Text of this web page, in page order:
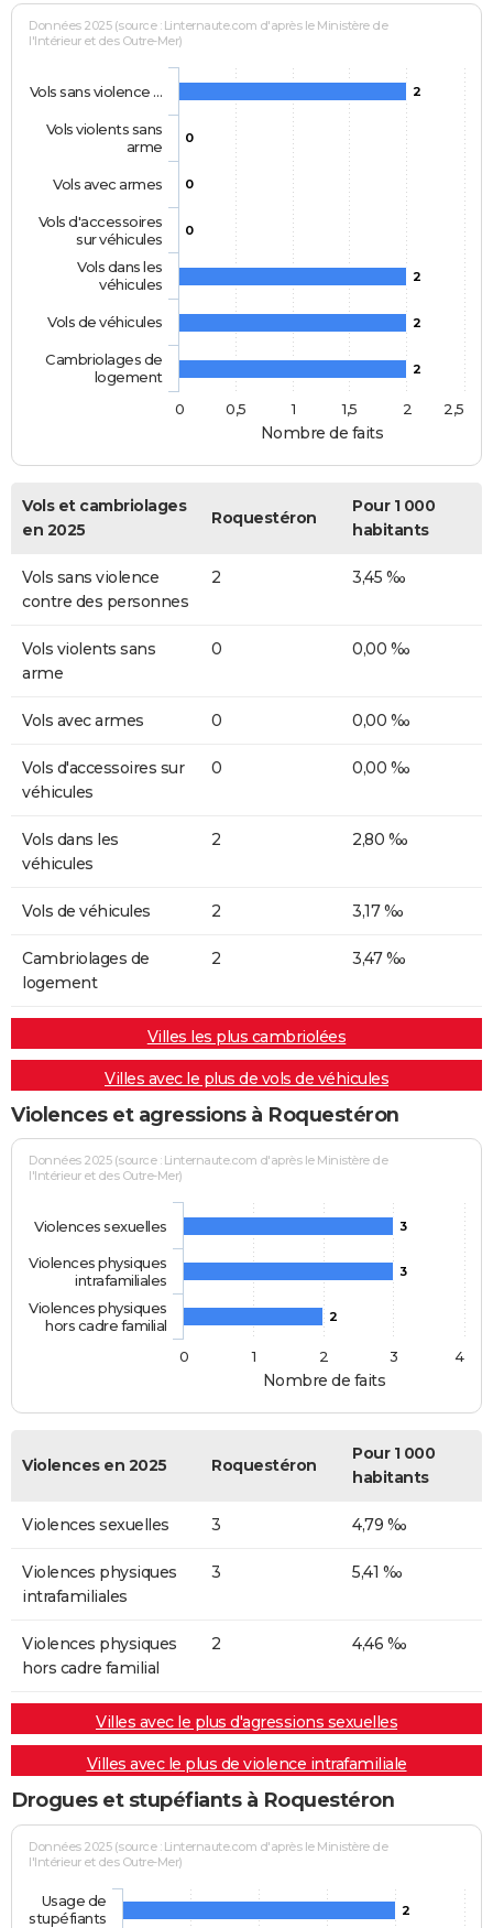
Nombre de faits
Données 2025 (source : Linternaute.com d'après le Ministère de
l'Intérieur et des Outre-Mer)
2
0
0
0
2
2
2
Vols sans violence …
Vols violents sans
arme
Vols avec armes
Vols d'accessoires
sur véhicules
Vols dans les
véhicules
Vols de véhicules
Cambriolages de
logement
0
0,5 1 1,5 2 2,5
Vols et cambriolages
en 2025
Roquestéron
Pour 1 000
habitants
Vols sans violence
contre des personnes
2 3,45 ‰
Vols violents sans
arme
0 0,00 ‰
Vols avec armes 0 0,00 ‰
Vols d'accessoires sur
véhicules
0 0,00 ‰
Vols dans les
véhicules
2 2,80 ‰
Vols de véhicules 2 3,17 ‰
Cambriolages de
logement
2 3,47 ‰
Villes les plus cambriolées
Villes avec le plus de vols de véhicules
Violences et agressions à Roquestéron
Nombre de faits
Données 2025 (source : Linternaute.com d'après le Ministère de
l'Intérieur et des Outre-Mer)
3
3
2
Violences sexuelles
Violences physiques
intrafamiliales
Violences physiques
hors cadre familial
0
1 2 3 4
Violences en 2025 Roquestéron
Pour 1 000
habitants
Violences sexuelles 3 4,79 ‰
Violences physiques
intrafamiliales
3 5,41 ‰
Violences physiques
hors cadre familial
2 4,46 ‰
Villes avec le plus d'agressions sexuelles
Villes avec le plus de violence intrafamiliale
Drogues et stupéfiants à Roquestéron
Données 2025 (source : Linternaute.com d'après le Ministère de
l'Intérieur et des Outre-Mer)
2
Usage de
stupéfiants